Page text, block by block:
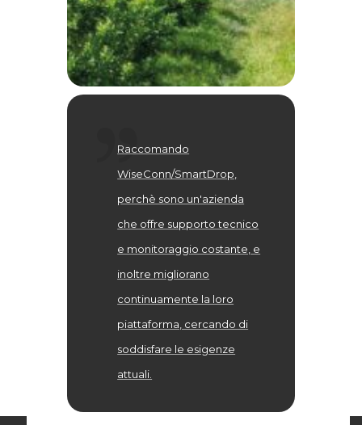
Raccomando
WiseConn/SmartDrop,
perchè sono un'azienda
che offre supporto tecnico
e monitoraggio costante, e
inoltre migliorano
continuamente la loro
piattaforma, cercando di
soddisfare le esigenze
attuali.